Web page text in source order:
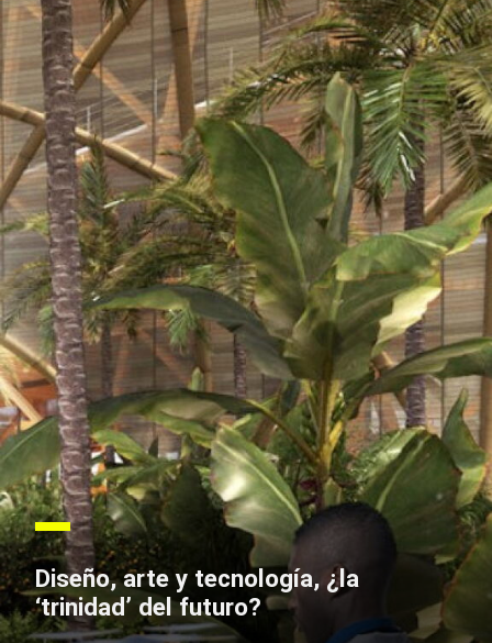
Diseño, arte y tecnología, ¿la
‘trinidad’ del futuro?